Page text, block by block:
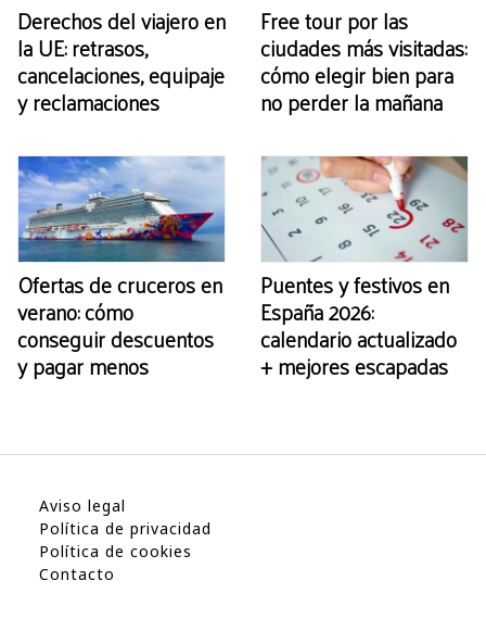
Derechos del viajero en
la UE: retrasos,
cancelaciones, equipaje
y reclamaciones
Free tour por las
ciudades más visitadas:
cómo elegir bien para
no perder la mañana
Ofertas de cruceros en
verano: cómo
conseguir descuentos
y pagar menos
Puentes y festivos en
España 2026:
calendario actualizado
+ mejores escapadas
Aviso legal
Política de privacidad
Política de cookies
Contacto